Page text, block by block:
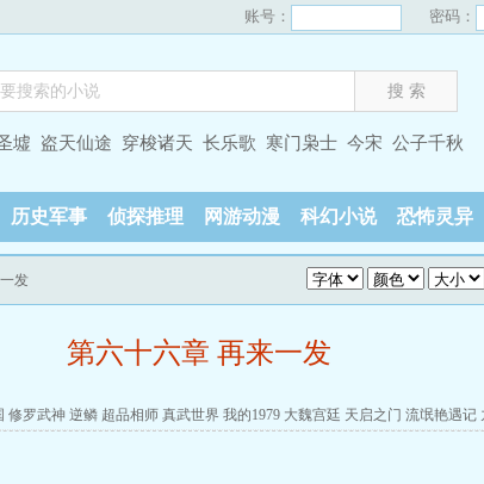
账号： 密码：
墟 盗天仙途 穿梭诸天 长乐歌 寒门枭士 今宋 公子千秋
历史军事 侦探推理 网游动漫 科幻小说 恐怖灵异
发
第六十六章 再来一发
修罗武神 逆鳞 超品相师 真武世界 我的1979 大魏宫廷 天启之门 流氓艳遇记